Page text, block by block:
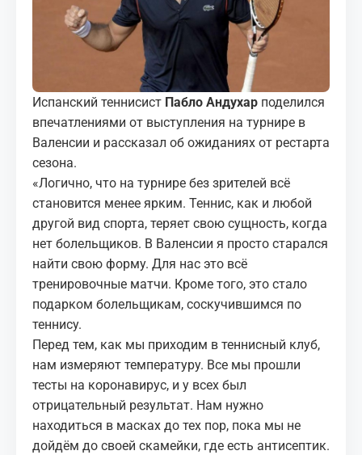
Испанский теннисист Пабло Андухар поделился
впечатлениями от выступления на турнире в
Валенсии и рассказал об ожиданиях от рестарта
сезона.
«Логично, что на турнире без зрителей всё
становится менее ярким. Теннис, как и любой
другой вид спорта, теряет свою сущность, когда
нет болельщиков. В Валенсии я просто старался
найти свою форму. Для нас это всё
тренировочные матчи. Кроме того, это стало
подарком болельщикам, соскучившимся по
теннису.
Перед тем, как мы приходим в теннисный клуб,
нам измеряют температуру. Все мы прошли
тесты на коронавирус, и у всех был
отрицательный результат. Нам нужно
находиться в масках до тех пор, пока мы не
дойдём до своей скамейки, где есть антисептик.